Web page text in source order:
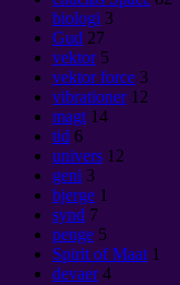
biologi 3
Gud 27
vektor 5
vektor force 3
vibrationer 12
magt 14
tid 6
univers 12
geni 3
bjerge 1
synd 7
penge 5
Spirit of Maat 1
devaer 4